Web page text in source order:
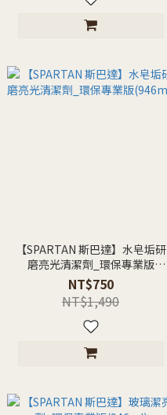
【SPARTAN 斯巴達】水皂垢研
磨亮光清潔劑_環保專業版
(946ml)
NT$750
NT$1,490